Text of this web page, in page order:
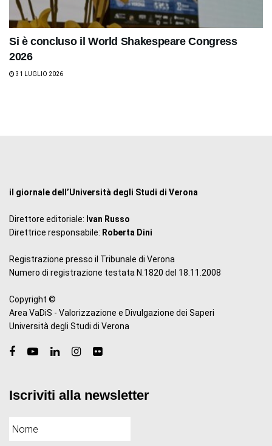
Si è concluso il World Shakespeare Congress
2026
31 LUGLIO 2026
il giornale dell’Università degli Studi di Verona
Direttore editoriale: Ivan Russo
Direttrice responsabile: Roberta Dini
Registrazione presso il Tribunale di Verona
Numero di registrazione testata N.1820 del 18.11.2008
Copyright ©
Area VaDiS - Valorizzazione e Divulgazione dei Saperi
Università degli Studi di Verona
Iscriviti alla newsletter